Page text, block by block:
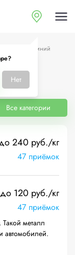
Нет
Цены на алюминий
Все категории
240 руб./кг
47 приёмок
120 руб./кг
47 приёмок
металл
автомобилей.